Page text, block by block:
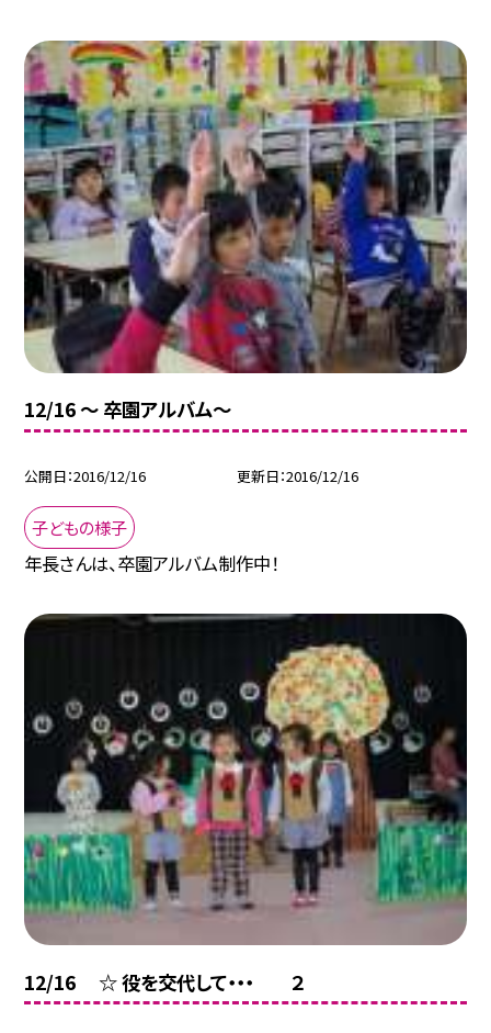
12/16 〜 卒園アルバム〜
公開日 2016/12/16 更新日 2016/12/16
子どもの様子
年長さんは、卒園アルバム制作中！
12/16 ☆ 役を交代して・・・ ２